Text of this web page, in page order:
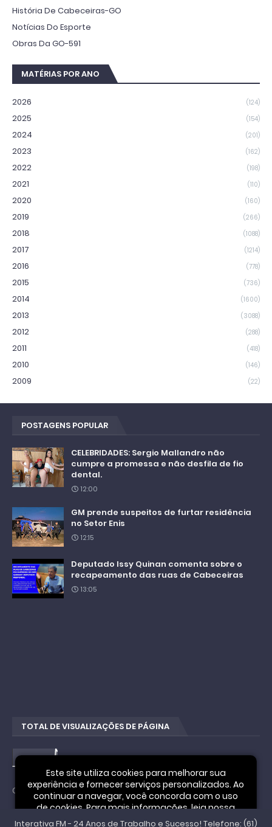
História De Cabeceiras-GO
Notícias Do Esporte
Obras Da GO-591
MATÉRIAS POR ANO
2026 (124)
2025 (154)
2024 (201)
2023 (162)
2022 (198)
2021 (110)
2020 (160)
2019 (266)
2018 (1088)
2017 (1214)
2016 (778)
2015 (736)
2014 (1600)
2013 (3088)
2012 (288)
2011 (418)
2010 (146)
2009 (22)
POSTAGENS POPULAR
CELEBRIDADES: Sergio Mallandro não
cumpre a promessa e não desfila de fio
dental.
12:00
GM prende suspeitos de furtar residência
no Setor Enis
12:15
Deputado Issy Quinan comenta sobre o
recapeamento das ruas de Cabeceiras
13:05
TOTAL DE VISUALIZAÇÕES DE PÁGINA
Cookie Notice
Este site utiliza cookies para melhorar sua
experiência e fornecer serviços personalizados. Ao
continuar a navegar, você concorda com o uso
de cookies. Para mais informações, leia nossa
Interativa FM - 24 Anos de Trabalho e Sucesso! Telefone: (61)